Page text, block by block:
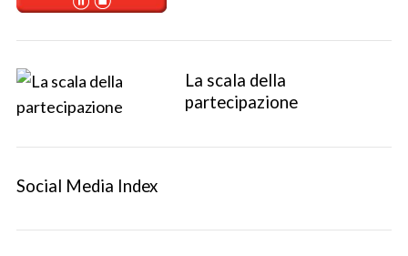
La scala della
partecipazione
Social Media Index
f